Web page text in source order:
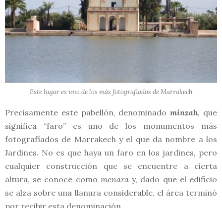
Este lugar es uno de los más fotografiados de Marrakech
Precisamente este pabellón, denominado minzah, que
significa “faro” es uno de los monumentos más
fotografíados de Marrakech y el que da nombre a los
Jardines. No es que haya un faro en los jardines, pero
cualquier construcción que se encuentre a cierta
altura, se conoce como menaray, dado que el edificio
se alza sobre una llanura considerable, el área terminó